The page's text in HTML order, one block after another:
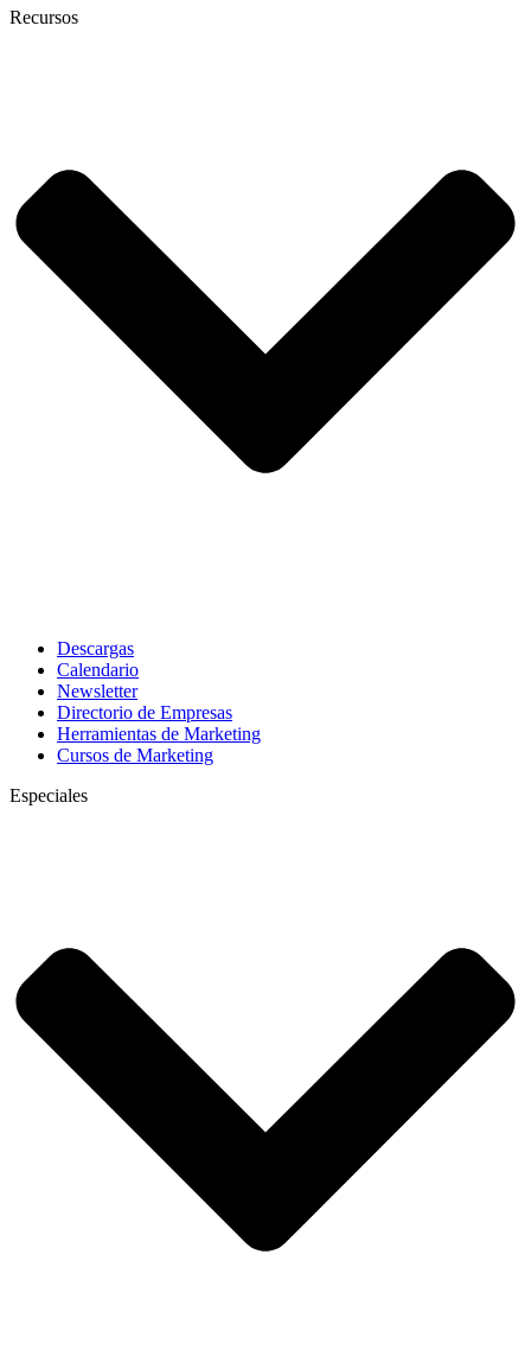
Recursos
Descargas
Calendario
Newsletter
Directorio de Empresas
Herramientas de Marketing
Cursos de Marketing
Especiales